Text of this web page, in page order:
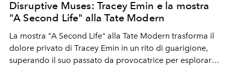
Disruptive Muses: Tracey Emin e la mostra
"A Second Life" alla Tate Modern
La mostra "A Second Life" alla Tate Modern trasforma il
dolore privato di Tracey Emin in un rito di guarigione,
superando il suo passato da provocatrice per esplorare